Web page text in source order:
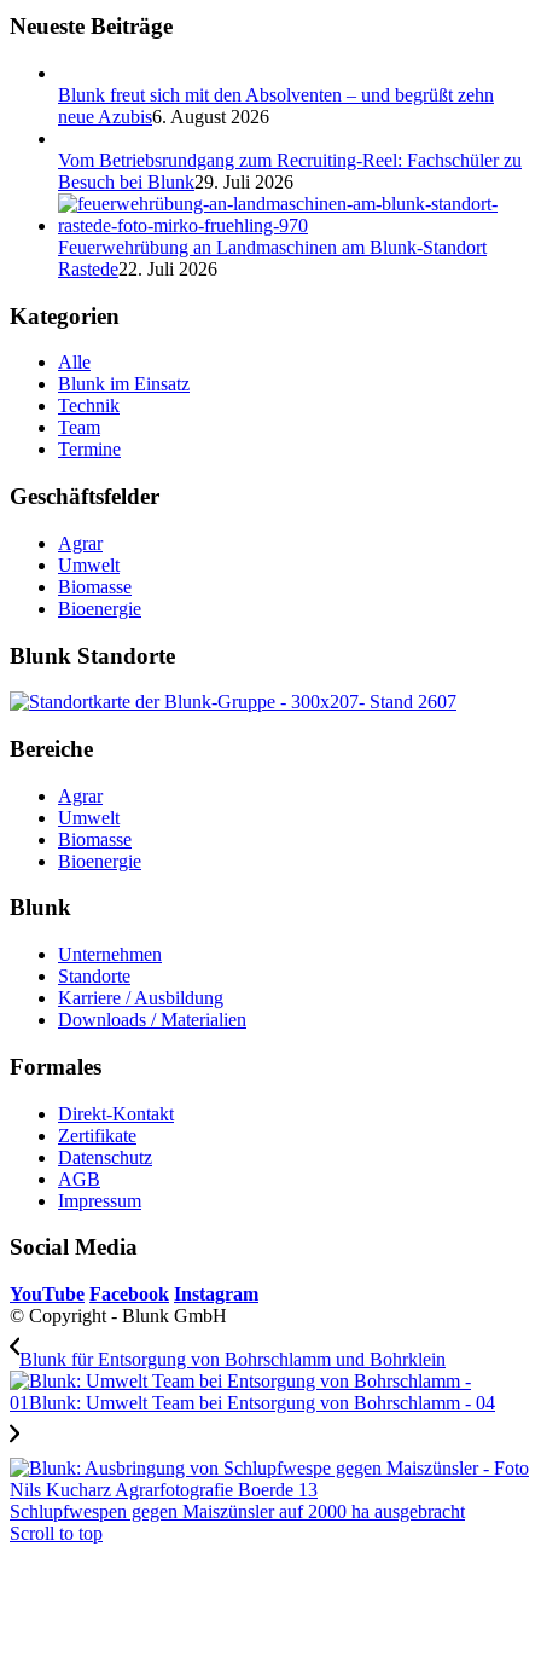
Neueste Beiträge
Blunk freut sich mit den Absolventen – und begrüßt zehn
neue Azubis6. August 2026
Vom Betriebsrundgang zum Recruiting-Reel: Fachschüler zu
Besuch bei Blunk29. Juli 2026
Feuerwehrübung an Landmaschinen am Blunk-Standort
Rastede22. Juli 2026
Kategorien
Alle
Blunk im Einsatz
Technik
Team
Termine
Geschäftsfelder
Agrar
Umwelt
Biomasse
Bioenergie
Blunk Standorte
Bereiche
Agrar
Umwelt
Biomasse
Bioenergie
Blunk
Unternehmen
Standorte
Karriere / Ausbildung
Downloads / Materialien
Formales
Direkt-Kontakt
Zertifikate
Datenschutz
AGB
Impressum
Social Media
YouTube Facebook Instagram
© Copyright - Blunk GmbH
Blunk für Entsorgung von Bohrschlamm und Bohrklein
Schlupfwespen gegen Maiszünsler auf 2000 ha ausgebracht
Scroll to top